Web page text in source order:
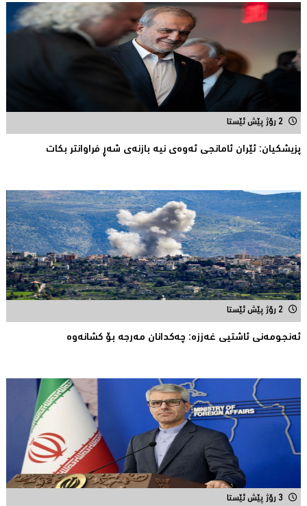
2 رۆژ پێش ئێستا
پزیشكیان: ئێران ئامانجی ئه‌وه‌ی نیه‌ بازنه‌ی شه‌ڕ فراوانتر بكات
2 رۆژ پێش ئێستا
ئەنجومەنى ئاشتیی غەززە: چەکدانان مەرجە بۆ کشانەوە
3 رۆژ پێش ئێستا